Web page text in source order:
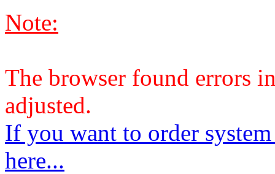
Note:
The browser found errors
adjusted.
If you want to order
here...